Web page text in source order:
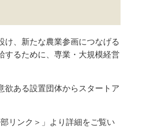
け、新たな農業参画につなげる
するために、専業・大規模経営
欲ある設置団体からスタートア
リンク＞ 」より詳細をご覧い